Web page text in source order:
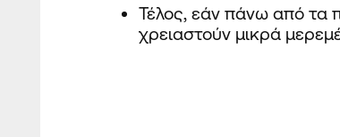
Τέλος, εάν πάνω από τα
χρειαστούν μικρά